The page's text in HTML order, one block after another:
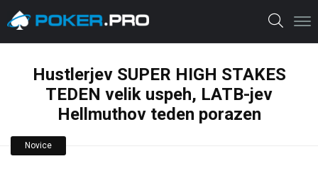
Hustlerjev SUPER HIGH STAKES
TEDEN velik uspeh, LATB-jev
Hellmuthov teden porazen
Novice